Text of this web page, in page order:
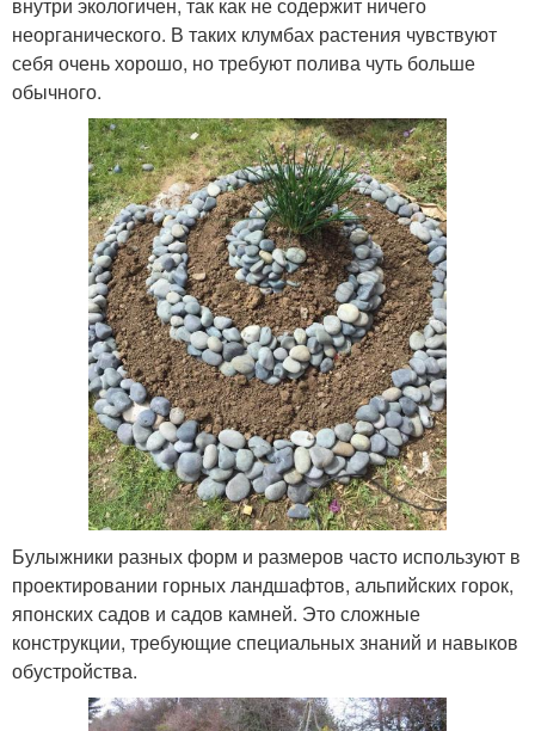
неорганического. В таких клумбах растения чувствуют
себя очень хорошо, но требуют полива чуть больше
обычного.
Булыжники разных форм и размеров часто используют в
проектировании горных ландшафтов, альпийских горок,
японских садов и садов камней. Это сложные
конструкции, требующие специальных знаний и навыков
обустройства.